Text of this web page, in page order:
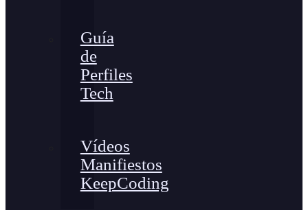
Guía
de
Perfiles
Tech
Vídeos
Manifiestos
KeepCoding